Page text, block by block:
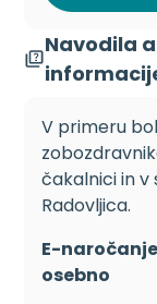
Navodila
V primeru
čakalnici in v
Radovljica.
E-
osebno